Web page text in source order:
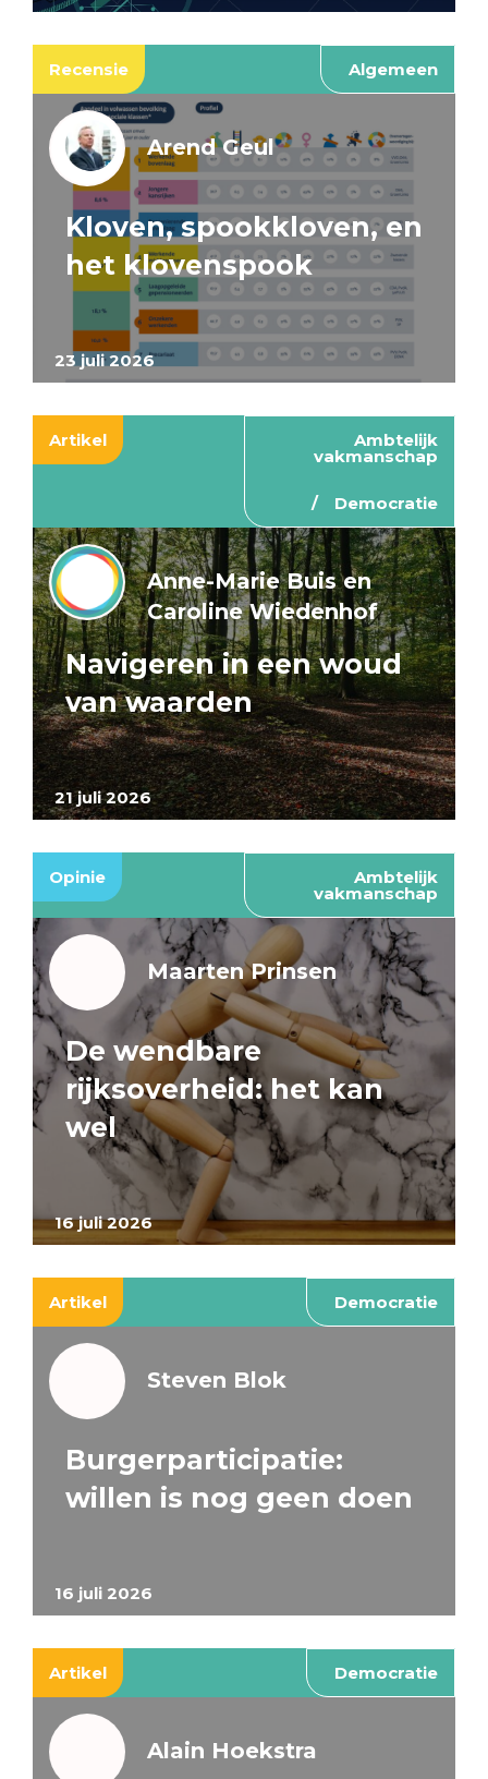
Recensie Algemeen
23 juli 2026
Arend Geul
Kloven, spookkloven, en
het klovenspook
Artikel Ambtelijk
vakmanschap
Democratie
21 juli 2026
Anne-Marie Buis en
Caroline Wiedenhof
Navigeren in een woud
van waarden
Opinie Ambtelijk
vakmanschap
16 juli 2026
Maarten Prinsen
De wendbare
rijksoverheid: het kan
wel
Artikel Democratie
16 juli 2026
Steven Blok
Burgerparticipatie:
willen is nog geen doen
Artikel Democratie
Alain Hoekstra